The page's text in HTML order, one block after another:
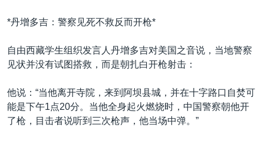
关注西藏
GEN Z 看美国
其他语言网站
*丹增多吉：警察见死不救反而开枪*
自由西藏学生组织发言人丹增多吉对美国之音说，当地警察
见状并没有试图搭救，而是朝扎白开枪射击：
他说：“当他离开寺院，来到阿坝县城，并在十字路口自焚可
能是下午1点20分。当他全身起火燃烧时，中国警察朝他开
了枪，目击者说听到三次枪声，他当场中弹。”